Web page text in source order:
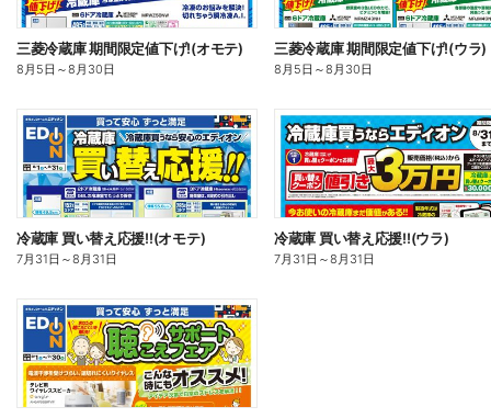
三菱冷蔵庫 期間限定値下げ!(オモテ)
8月5日 ～8月30日
三菱冷蔵庫 期間限定値下げ!(ウラ)
8月5日 ～8月30日
冷蔵庫 買い替え応援!!(オモテ)
7月31日 ～8月31日
冷蔵庫 買い替え応援!!(ウラ)
7月31日 ～8月31日